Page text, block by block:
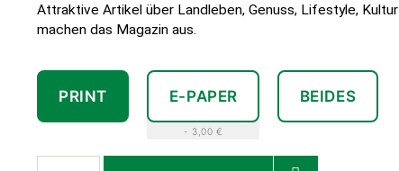
Attraktive Artikel über Landleben, Genuss, Lifestyle,
machen das Magazin aus.
PRINT E-PAPER
- 3,00 €
BEIDES